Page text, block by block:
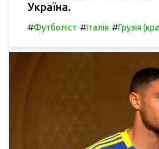
Україна.
#Футболіст #Італія #Грузія